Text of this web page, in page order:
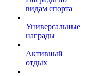
видам спорта
Универсальные
награды
Активный
отдых